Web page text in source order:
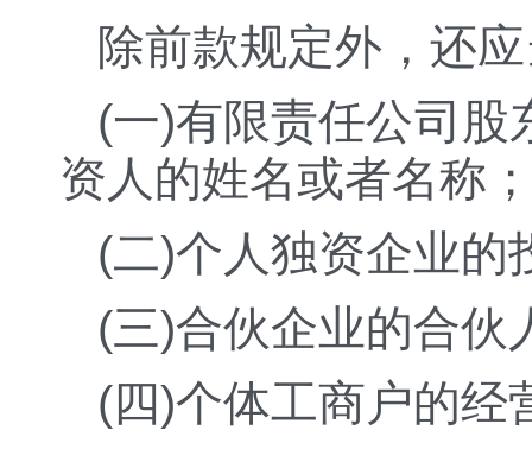
除前款规定外，还
(一)有限责任公司股
资人的姓名或者名称
(二)个人独资企业的
(三)合伙企业的合伙
(四)个体工商户的经